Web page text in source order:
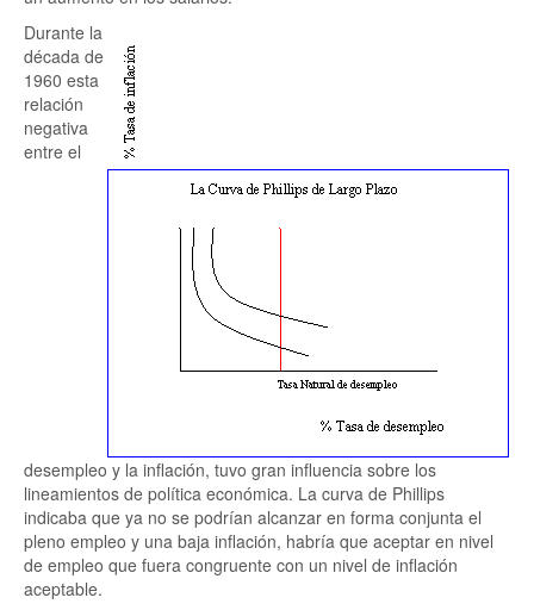
Durante la
década de
1960 esta
relación
negativa
entre el
desempleo y la inflación, tuvo gran influencia sobre los
lineamientos de política económica. La curva de Phillips
indicaba que ya no se podrían alcanzar en forma conjunta el
pleno empleo y una baja inflación, habría que aceptar en nivel
de empleo que fuera congruente con un nivel de inflación
aceptable.